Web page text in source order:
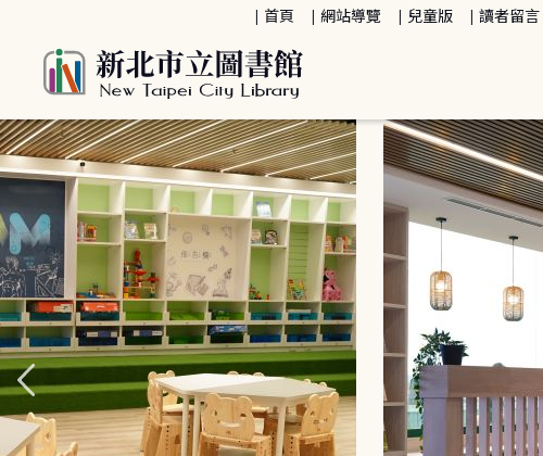
首頁 網站導覽 兒童版 讀者留言